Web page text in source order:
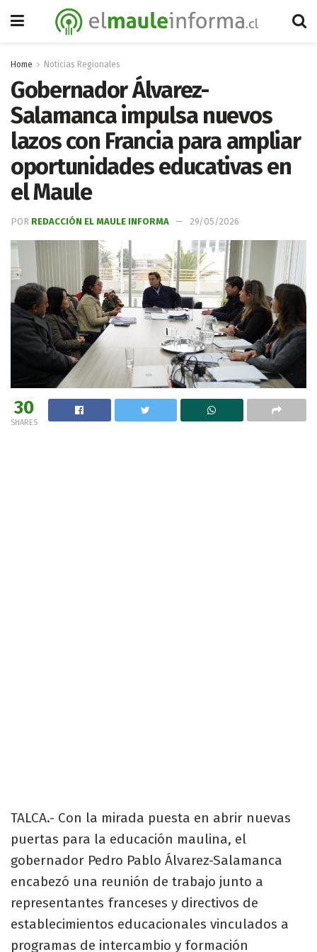
Home Noticias Regionales
Gobernador Álvarez-
Salamanca impulsa nuevos
lazos con Francia para ampliar
oportunidades educativas en
el Maule
POR REDACCIÓN EL MAULE INFORMA 29/05/2026
30
SHARES
TALCA.- Con la mirada puesta en abrir nuevas
puertas para la educación maulina, el
gobernador Pedro Pablo Álvarez-Salamanca
encabezó una reunión de trabajo junto a
representantes franceses y directivos de
establecimientos educacionales vinculados a
programas de intercambio y formación